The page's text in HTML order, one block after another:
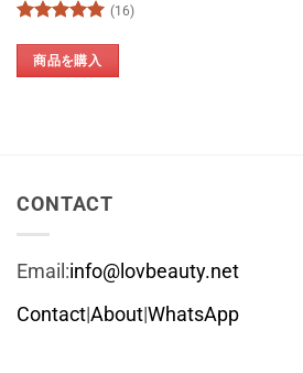
評価
(16)
商品を購入
CONTACT
Email:info@lovbeauty.net
Contact|About|WhatsApp